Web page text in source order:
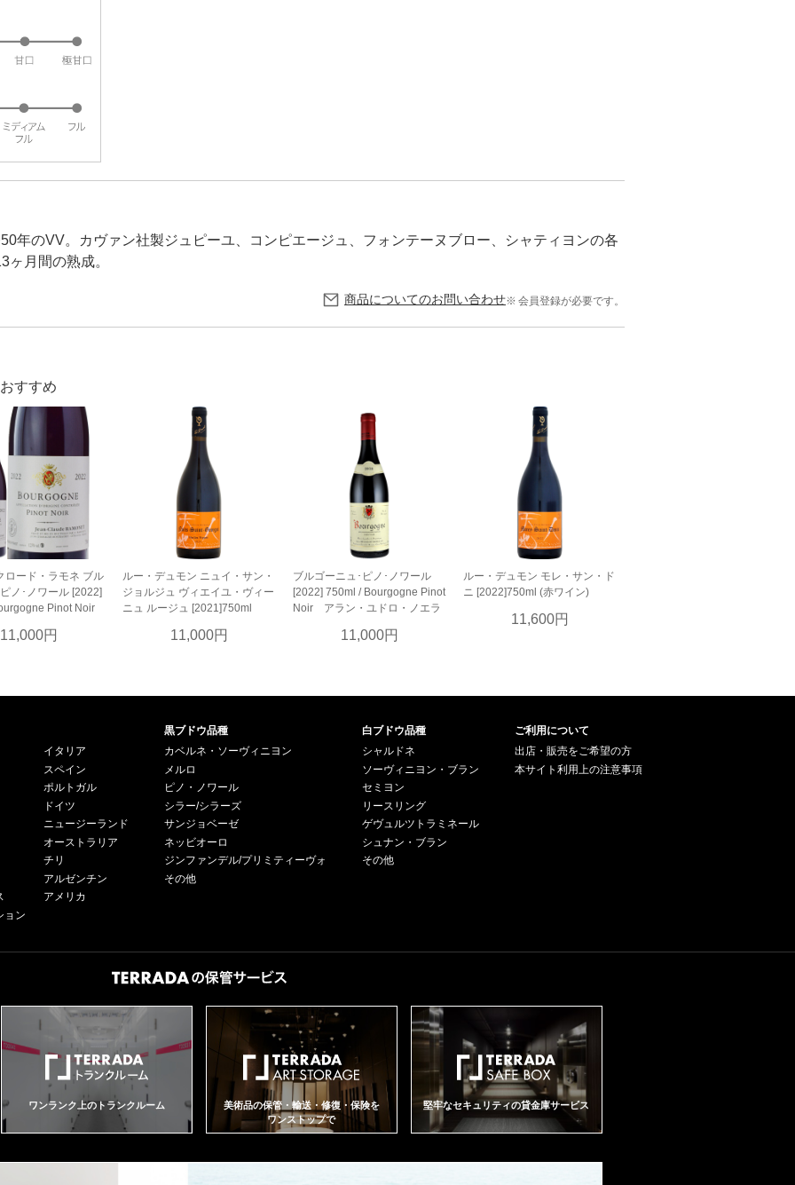
年のVV。カヴァン社製ジュピーユ、コンピエージュ、フォンテーヌブロー、シャティヨンの各
月間の熟成。
商品についてのお問い合わせ 会員登録が必要です。
すすめ
ロード・ラモネ ブル
ノ･ノワール [2022]
Pinot Noir
11,000円
ルー・デュモン ニュイ・サン・
ジョルジュ ヴィエイユ・ヴィー
ニュ ルージュ [2021]750ml
11,000円
ブルゴーニュ･ピノ･ノワール
[2022] 750ml / Bourgogne Pinot
Noir アラン・ユドロ・ノエラ
11,000円
ルー・デュモン モレ・サン・ド
ニ [2022]750ml (赤ワイン)
11,600円
ョン
イタリア
スペイン
ポルトガル
ドイツ
ニュージーランド
オーストラリア
チリ
アルゼンチン
アメリカ
黒ブドウ品種
カベルネ・ソーヴィニヨン
メルロ
ピノ・ノワール
シラー/シラーズ
サンジョベーゼ
ネッビオーロ
ジンファンデル/プリミティーヴォ
その他
白ブドウ品種
シャルドネ
ソーヴィニヨン・ブラン
セミヨン
リースリング
ゲヴュルツトラミネール
シュナン・ブラン
その他
ご利用について
出店・販売をご希望の方
本サイト利用上の注意事項
ワンランク上のトランクルーム
美術品の保管・輸送・修復・保険を
ワンストップで
堅牢なセキュリティの貸金庫サービス